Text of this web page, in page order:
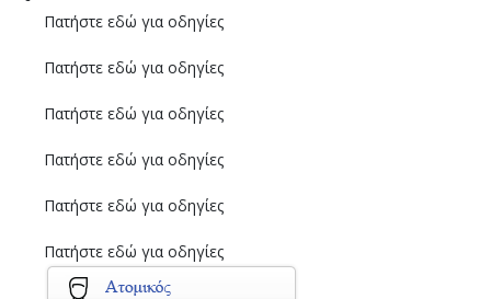
Πατήστε εδώ για οδηγίες
Πατήστε εδώ για οδηγίες
Πατήστε εδώ για οδηγίες
Πατήστε εδώ για οδηγίες
Πατήστε εδώ για οδηγίες
Πατήστε εδώ για οδηγίες